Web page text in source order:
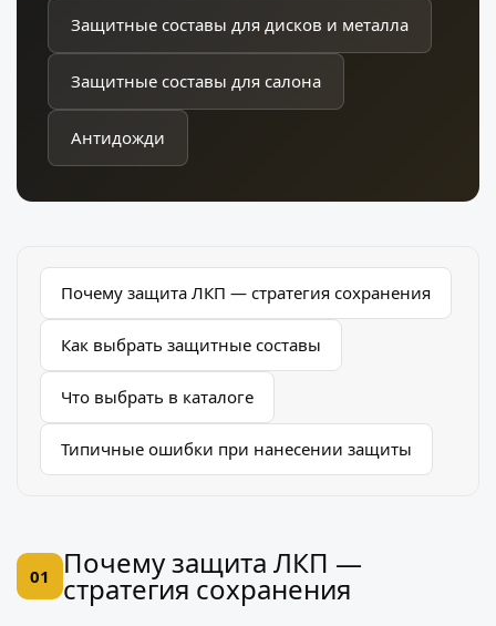
Защитные составы для дисков и металла
Защитные составы для салона
Антидожди
Почему защита ЛКП — стратегия сохранения
Как выбрать защитные составы
Что выбрать в каталоге
Типичные ошибки при нанесении защиты
01 Почему защита ЛКП —
стратегия сохранения